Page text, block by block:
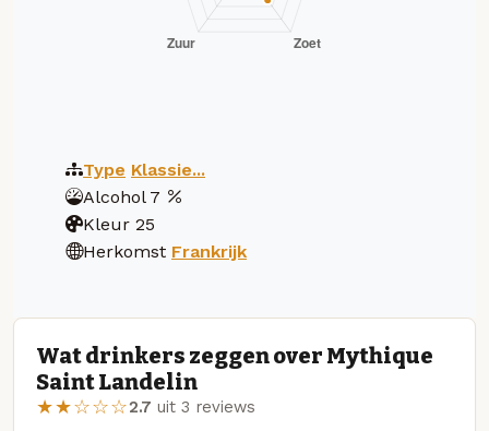
Type Klassie...
Alcohol 7
Kleur 25
Herkomst Frankrijk
Wat drinkers zeggen over Mythique
Saint Landelin
★★☆☆☆2.7 uit 3 reviews